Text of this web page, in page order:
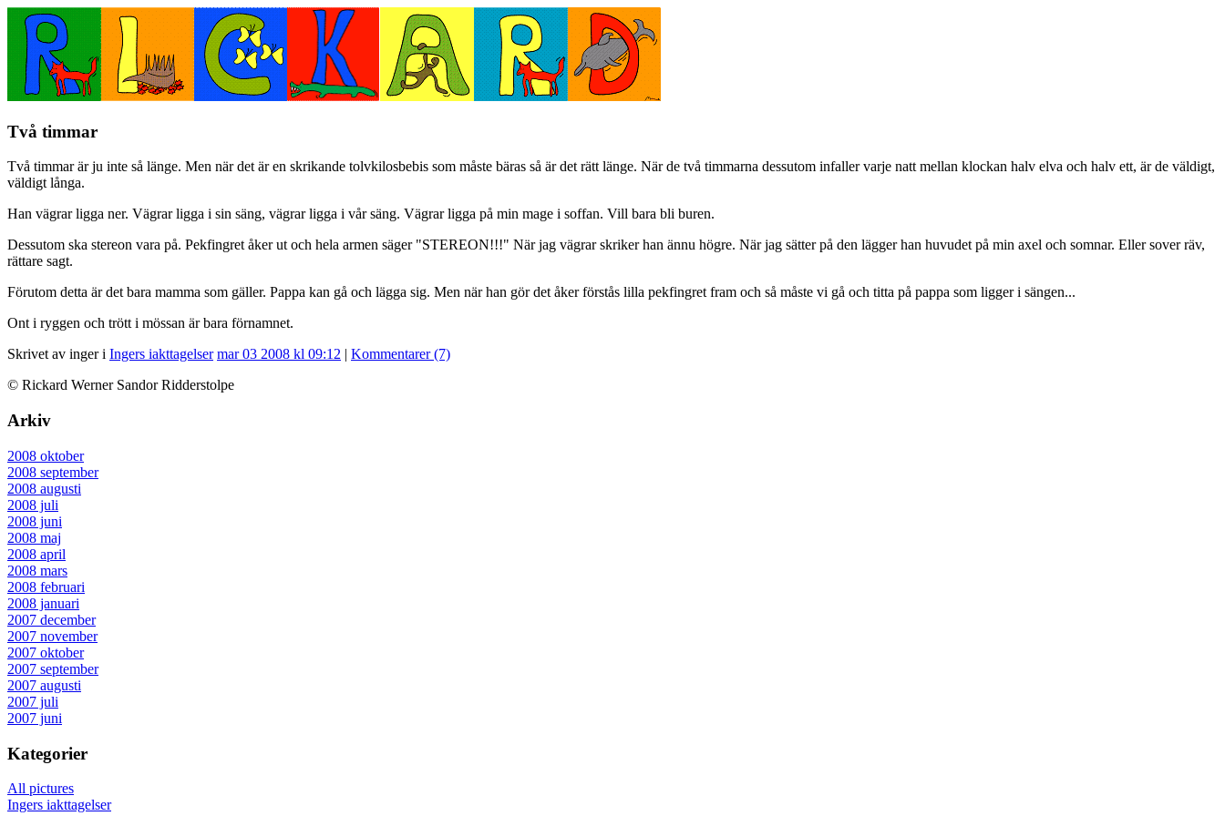
Två timmar
Två timmar är ju inte så länge. Men när det är en skrikande tolvkilosbebis som måste bäras så är det rätt länge. När de två timmarna dessutom infaller varje natt mellan klockan halv elva och halv ett, är de väldigt,
väldigt långa.
Han vägrar ligga ner. Vägrar ligga i sin säng, vägrar ligga i vår säng. Vägrar ligga på min mage i soffan. Vill bara bli buren.
Dessutom ska stereon vara på. Pekfingret åker ut och hela armen säger "STEREON!!!" När jag vägrar skriker han ännu högre. När jag sätter på den lägger han huvudet på min axel och somnar. Eller sover räv,
rättare sagt.
Förutom detta är det bara mamma som gäller. Pappa kan gå och lägga sig. Men när han gör det åker förstås lilla pekfingret fram och så måste vi gå och titta på pappa som ligger i sängen...
Ont i ryggen och trött i mössan är bara förnamnet.
Skrivet av inger i Ingers iakttagelser mar 03 2008 kl 09:12 | Kommentarer (7)
© Rickard Werner Sandor Ridderstolpe
Arkiv
2008 oktober
2008 september
2008 augusti
2008 juli
2008 juni
2008 maj
2008 april
2008 mars
2008 februari
2008 januari
2007 december
2007 november
2007 oktober
2007 september
2007 augusti
2007 juli
2007 juni
Kategorier
All pictures
Ingers iakttagelser